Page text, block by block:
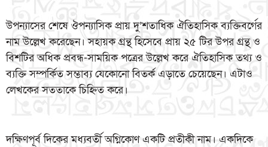
উপন্যাসের শেষে ঔপন্যাসিক প্রায় দু’শতাধিক ঐতিহাসিক ব্যক্তিবর্গের
নাম উল্লেখ করেছেন। সহায়ক গ্রন্থ হিসেবে প্রায় ২৫ টির উপর গ্রন্থ ও
বিশটির অধিক প্রবন্ধ-সাময়িক পত্রের উল্লেখ করে ঐতিহাসিক তথ্য ও
ব্যক্তি সম্পর্কিত সম্ভাব্য যেকোনো বিতর্ক এড়াতে চেয়েছেন। এটাও
লেখকের সততাকে চিহ্নিত করে।
দক্ষিণপূর্ব দিকের মধ্যবর্তী অগ্নিকোণ একটি প্রতীকী নাম। একদিকে